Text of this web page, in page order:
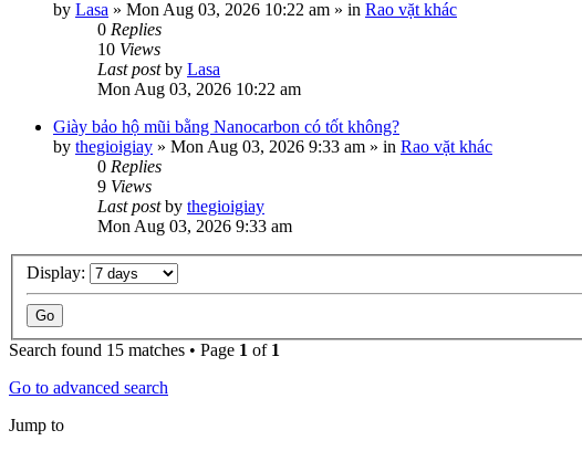
by Lasa » Mon Aug 03, 2026 10:22 am » in Rao vặt khác
0 Replies
10 Views
Last postby Lasa
Mon Aug 03, 2026 10:22 am
Giày bảo hộ mũi bằng Nanocarbon có tốt không?
by thegioigiay » Mon Aug 03, 2026 9:33 am » in Rao vặt khác
0 Replies
9 Views
Last postby thegioigiay
Mon Aug 03, 2026 9:33 am
Display:
Search found 15 matches • Page 1 of 1
Go to advanced search
Jump to